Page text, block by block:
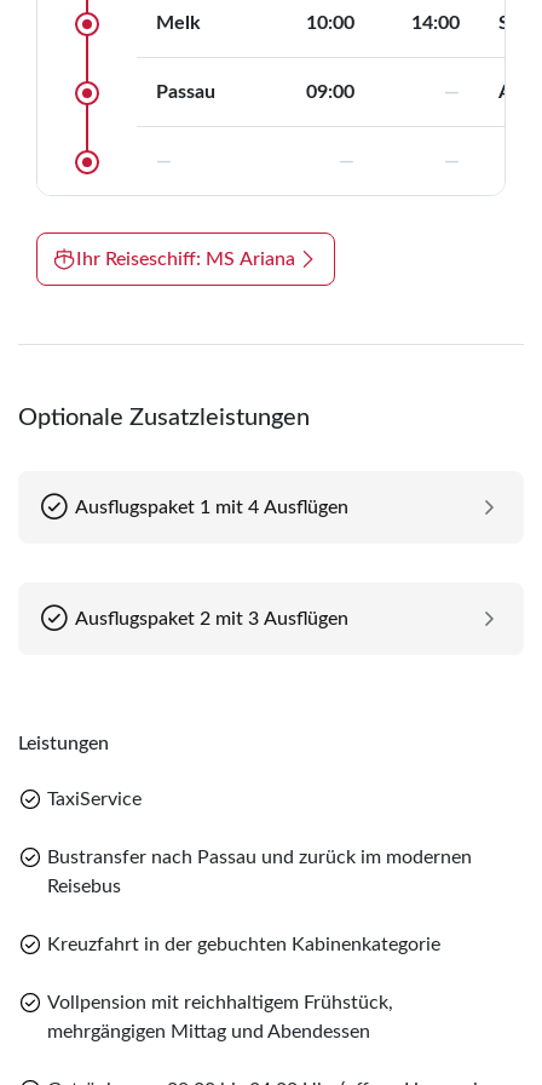
Melk 10:00 14:00 Stift
Passau 09:00 —
— — —
Ihr Reiseschiff: MS Ariana
(Unterdeck)
Saturndeck
Oriondeck
Sonnendeck
Optionale Zusatzleistungen
Ausflugspaket 1 mit 4 Ausflügen
Ausflugspaket 2 mit 3 Ausflügen
Leistungen
TaxiService
Bustransfer nach Passau und zurück im modernen
Reisebus
Kreuzfahrt in der gebuchten Kabinenkategorie
Vollpension mit reichhaltigem Frühstück,
mehrgängigen Mittag und Abendessen